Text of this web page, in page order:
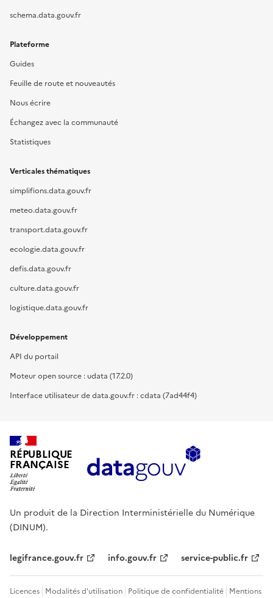
schema.data.gouv.fr
Plateforme
Guides
Feuille de route et nouveautés
Nous écrire
Échangez avec la communauté
Statistiques
Verticales thématiques
simplifions.data.gouv.fr
meteo.data.gouv.fr
transport.data.gouv.fr
ecologie.data.gouv.fr
defis.data.gouv.fr
culture.data.gouv.fr
logistique.data.gouv.fr
Développement
API du portail
Moteur open source : udata (17.2.0)
Interface utilisateur de data.gouv.fr : cdata (7ad44f4)
RÉPUBLIQUE
FRANÇAISE
Un produit de la Direction Interministérielle du Numérique
(DINUM).
legifrance.gouv.fr info.gouv.fr service-public.fr
Licences Modalités d'utilisation Politique de confidentialité Mentions